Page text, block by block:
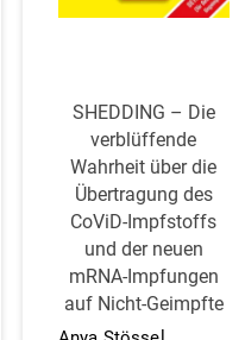
SHEDDING – Die
ver­blüf­fende
Wahrheit über die
Über­tragung des
CoViD-Impf­stoffs
und der neuen
mRNA-Imp­fungen
auf Nicht-Geimpfte